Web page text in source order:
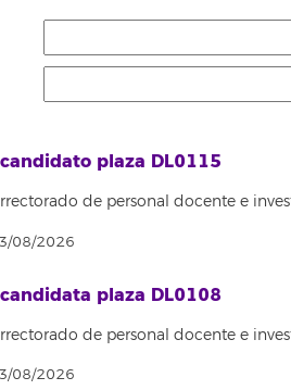
plaza DL0115
de personal docente e
08/2026
plaza DL0108
de personal docente e
08/2026